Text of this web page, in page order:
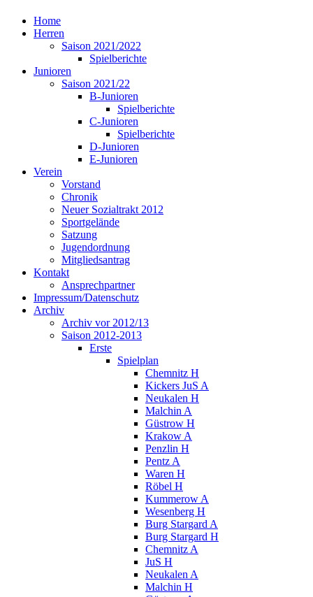
Home
Herren
Saison 2021/2022
Spielberichte
Junioren
Saison 2021/22
B-Junioren
Spielberichte
C-Junioren
Spielberichte
D-Junioren
E-Junioren
Verein
Vorstand
Chronik
Neuer Sozialtrakt 2012
Sportgelände
Satzung
Jugendordnung
Mitgliedsantrag
Kontakt
Ansprechpartner
Impressum/Datenschutz
Archiv
Archiv vor 2012/13
Saison 2012-2013
Erste
Spielplan
Chemnitz H
Kickers JuS A
Neukalen H
Malchin A
Güstrow H
Krakow A
Penzlin H
Pentz A
Waren H
Röbel H
Kummerow A
Wesenberg H
Burg Stargard A
Burg Stargard H
Chemnitz A
JuS H
Neukalen A
Malchin H